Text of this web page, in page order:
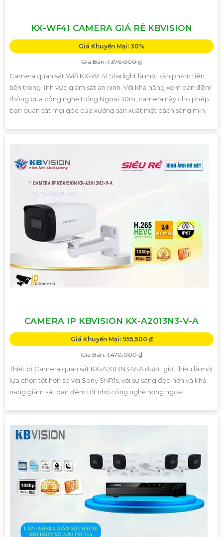
KX-WF41 CAMERA GIÁ RẺ KBVISION
Giá Khuyến Mại: 30%
Giá Bán: 1,376,000 ₫
Camera quan sát Wifi KX-WF41 Starlight là một sản phẩm tiên
tiến trong lĩnh vực giám sát an ninh. Với khả năng xem ban đêm
thông qua công nghệ Hồng Ngoại 30m, camera này cho phép
bạn quan sát mọi góc của xưởng sản xuất một cách sáng mịn
CAMERA IP KBVISION KX-A2013N3-V-A
Giá Khuyến Mại: 955,500 ₫
Giá Bán: 1,470,000 ₫
Thiết bị Camera quan sát KX-A2013N3-V-A được giới thiệu là một
lựa chọn tốt hơn so với Sony SNR1s, với sự sáng đẹp hơn và khả
năng giám sát ban đêm tốt nhờ công nghệ hồng ngoại...